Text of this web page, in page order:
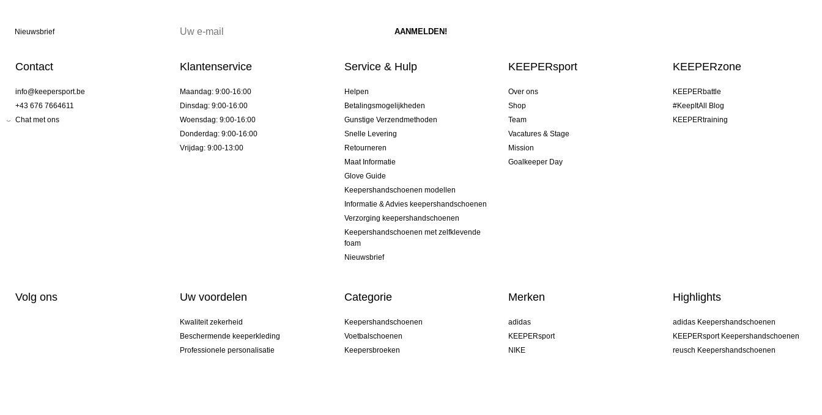
Nieuwsbrief
Contact
info@keepersport.be
+43 676 7664611
Chat met ons
Klantenservice
Maandag: 9:00-16:00
Dinsdag: 9:00-16:00
Woensdag: 9:00-16:00
Donderdag: 9:00-16:00
Vrijdag: 9:00-13:00
Service & Hulp
Helpen
Betalingsmogelijkheden
Gunstige Verzendmethoden
Snelle Levering
Retourneren
Maat Informatie
Glove Guide
Keepershandschoenen modellen
Informatie & Advies keepershandschoenen
Verzorging keepershandschoenen
Keepershandschoenen met zelfklevende
foam
Nieuwsbrief
KEEPERsport
Over ons
Shop
Team
Vacatures & Stage
Mission
Goalkeeper Day
KEEPERzone
KEEPERbattle
#KeepItAll Blog
KEEPERtraining
Volg ons Uw voordelen
Kwaliteit zekerheid
Beschermende keeperkleding
Professionele personalisatie
Categorie
Keepershandschoenen
Voetbalschoenen
Keepersbroeken
Merken
adidas
KEEPERsport
NIKE
Highlights
adidas Keepershandschoenen
KEEPERsport Keepershandschoenen
reusch Keepershandschoenen